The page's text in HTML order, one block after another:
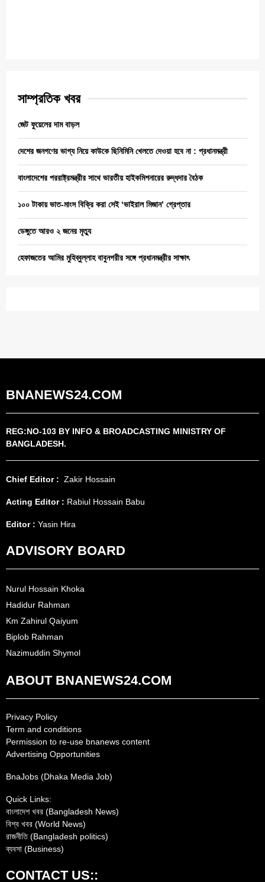
সাম্প্রতিক খবর
জেট ফুয়েলের দাম বাড়ল
দেশের জনগণের ভাগ্য নিয়ে কাউকে ছিনিমিনি খেলতে দেওয়া হবে না : প্রধানমন্ত্রী
বাংলাদেশের পররাষ্ট্রমন্ত্রীর সাথে ভারতীয় হাইকমিশনারের রুদ্ধদার বৈঠক
১০০ টাকায় ভাত-মাংস বিক্রি করা সেই ‘ভাইরাল মিজান’ গ্রেপ্তার
ডেঙ্গুতে আরও ২ জনের মৃত্যু
হেফাজতের আমির মুহিব্বুল্লাহ বাবুনগরীর সঙ্গে প্রধানমন্ত্রীর সাক্ষাৎ
BNANEWS24.COM
REG:NO-103 BY INFO & BROADCASTING MINISTRY OF
BANGLADESH.
Chief Editor : Zakir Hossain
Acting Editor : Rabiul Hossain Babu
Editor : Yasin Hira
ADVISORY BOARD
Nurul Hossain Khoka
Hadidur Rahman
Km Zahirul Qaiyum
Biplob Rahman
Nazimuddin Shymol
ABOUT BNANEWS24.COM
Privacy Policy
Term and conditions
Permission to re-use bnanews content
Advertising Opportunities
BnaJobs (Dhaka Media Job)
Quick Links:
বাংলাদেশ খবর (Bangladesh News)
বিশ্ব খবর (World News)
রাজনীতি (Bangladesh politics)
ব্যবসা (Business)
CONTACT US::